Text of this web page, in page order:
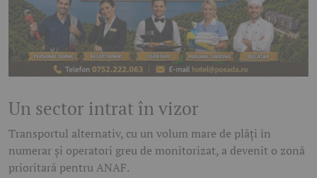
Un sector intrat în vizor
Transportul alternativ, cu un volum mare de plăți în
numerar și operatori greu de monitorizat, a devenit o zonă
prioritară pentru ANAF.